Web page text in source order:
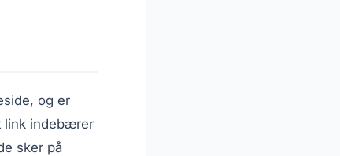
og er
link indebærer
sker på